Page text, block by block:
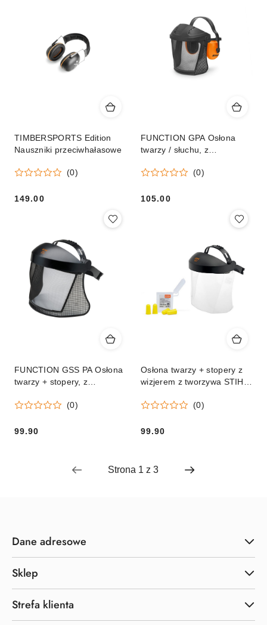
TIMBERSPORTS Edition
Nauszniki przeciwhałasowe
(0)
Cena:
149.00
FUNCTION GPA Osłona
twarzy / słuchu, z
(0)
Cena:
105.00
FUNCTION GSS PA Osłona
twarzy + stopery, z
(0)
Cena:
99.90
Osłona twarzy + stopery z
wizjerem z tworzywa STIHL
(0)
Cena:
99.90
Dane adresowe
Sklep
Strefa klienta